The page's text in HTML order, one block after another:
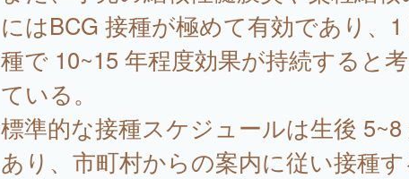
にはBCG 接種が極めて有効であり、
種で 10~15 年程度効果が持続すると
ている。
標準的な接種スケジュールは生後
あり、市町村からの案内に従い接種